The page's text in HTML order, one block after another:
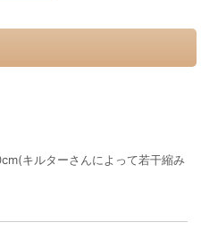
キルターさんによって若干縮み